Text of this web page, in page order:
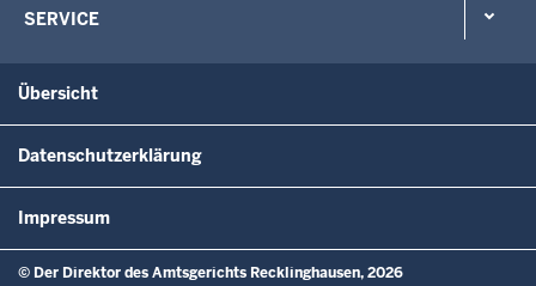
SERVICE
Übersicht
Datenschutzerklärung
Impressum
© Der Direktor des Amtsgerichts Recklinghausen, 2026